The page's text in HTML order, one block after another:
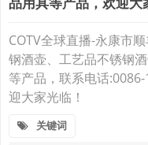
COTV全球直播-永康市
钢酒壶、工艺品不锈钢
等产品，联系电话
迎大家光临！
关键词